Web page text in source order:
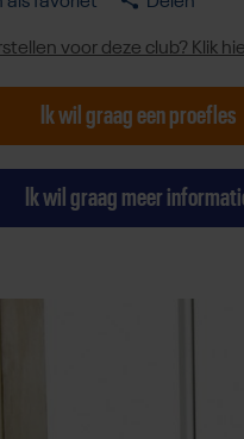
voor deze club? Klik
Ik wil graag een proefles
Ik wil graag meer